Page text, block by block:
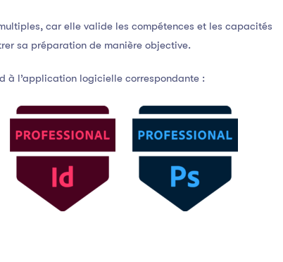
car elle valide les compétences et les capacités
sa préparation de manière objective.
à l’application logicielle correspondante :